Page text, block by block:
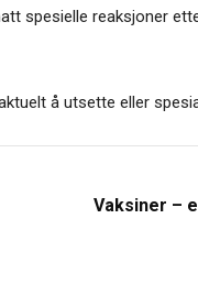
spesielle reaksjoner
å utsette eller
Vaksiner –